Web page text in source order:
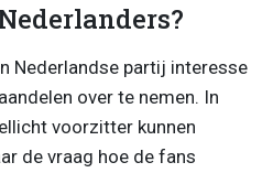
Nederlandse partij interesse
over te nemen. In
voorzitter kunnen
de vraag hoe de fans